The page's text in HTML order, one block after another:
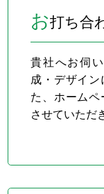
お打ち合
貴社へお伺
成・デザイン
た、ホームペ
させていただ